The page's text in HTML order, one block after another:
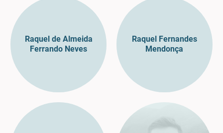
Raquel de Almeida
Ferrando Neves
Raquel Fernandes
Mendonça